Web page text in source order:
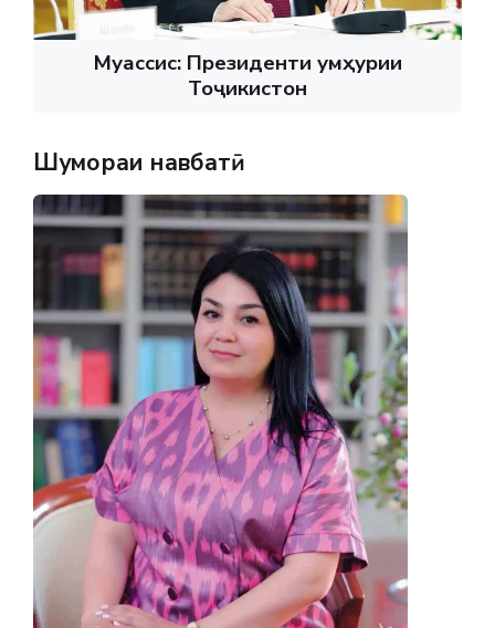
Муассис: Президенти Ҷумҳурии
Тоҷикистон
Шумораи навбатӣ